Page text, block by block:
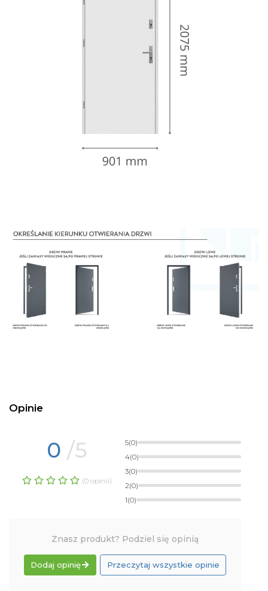
Opinie
0 /5
(0 opinii)
5(0)
4(0)
3(0)
2(0)
1(0)
Znasz produkt? Podziel się opinią
Dodaj opinię Przeczytaj wszystkie opinie